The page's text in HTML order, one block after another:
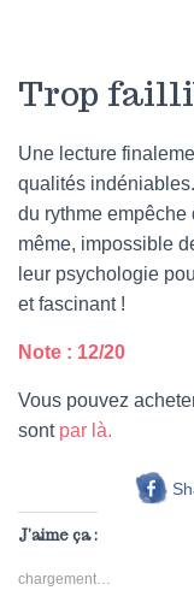
Trop
Une lecture
qualités
du rythme empêche
même, impossible
leur psychologie
et fascinant !
Note : 12/20
Vous pouvez
sont par là.
J’aime ça :
chargement…